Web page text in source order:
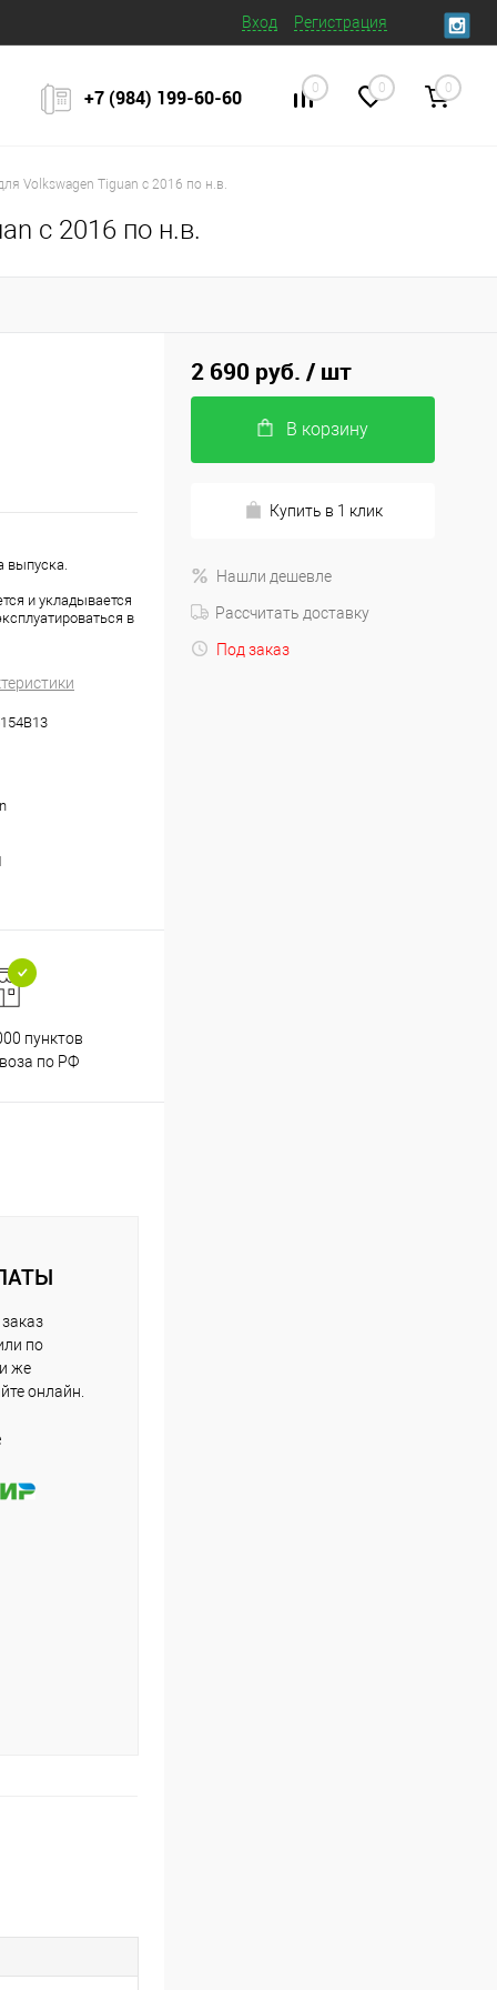
Вход Регистрация
+7 (984) 199‒60‒60 0 0 0
Volkswagen Tiguan с 2016 по н.в.
с 2016 по н.в.
выпуска.
и укладывается
в
пунктов
по РФ
по
же
онлайн.
2 690 руб. / шт
В корзину
Купить в 1 клик
Нашли дешевле
Рассчитать доставку
Под заказ